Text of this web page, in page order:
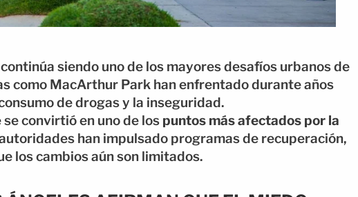
continúa siendo uno de los mayores desafíos urbanos de
como MacArthur Park han enfrentado durante años
de drogas y la inseguridad.
convirtió en uno de los puntos más afectados por la
han impulsado programas de recuperación,
los cambios aún son limitados.